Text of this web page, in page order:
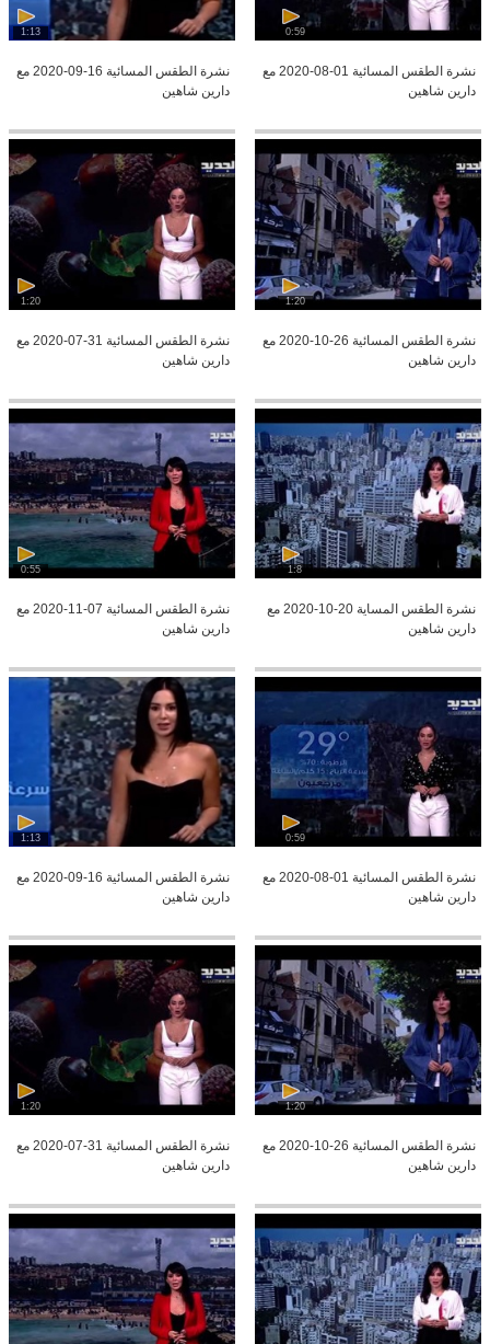
0:59
نشرة الطقس المسائية 01-08-2020 مع
دارين شاهين
1:13
نشرة الطقس المسائية 16-09-2020 مع
دارين شاهين
1:20
نشرة الطقس المسائية 26-10-2020 مع
دارين شاهين
1:20
نشرة الطقس المسائية 31-07-2020 مع
دارين شاهين
1:8
نشرة الطقس المساية 20-10-2020 مع
دارين شاهين
0:55
نشرة الطقس المسائية 07-11-2020 مع
دارين شاهين
0:59
نشرة الطقس المسائية 01-08-2020 مع
دارين شاهين
1:13
نشرة الطقس المسائية 16-09-2020 مع
دارين شاهين
1:20
نشرة الطقس المسائية 26-10-2020 مع
دارين شاهين
1:20
نشرة الطقس المسائية 31-07-2020 مع
دارين شاهين